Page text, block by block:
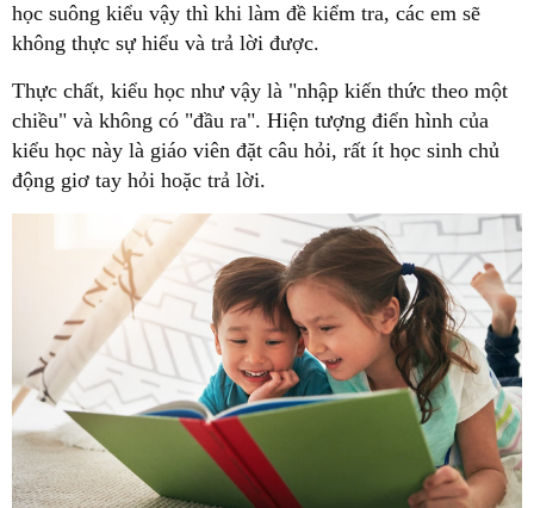
học suông kiểu vậy thì khi làm đề kiểm tra, các em sẽ
không thực sự hiểu và trả lời được.
Thực chất, kiểu học như vậy là "nhập kiến thức theo một
chiều" và không có "đầu ra". Hiện tượng điển hình của
kiểu học này là giáo viên đặt câu hỏi, rất ít học sinh chủ
động giơ tay hỏi hoặc trả lời.